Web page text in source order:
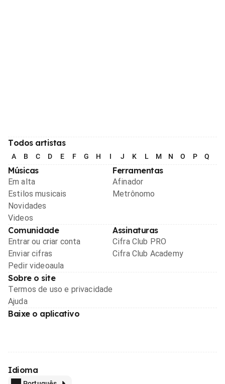
Todos artistas
A B C D E F G H I J K L M N O P Q
Músicas
Em alta
Estilos musicais
Novidades
Videos
Ferramentas
Afinador
Metrônomo
Comunidade
Entrar ou criar conta
Enviar cifras
Pedir videoaula
Assinaturas
Cifra Club PRO
Cifra Club Academy
Sobre o site
Termos de uso e privacidade
Ajuda
Baixe o aplicativo
Idioma